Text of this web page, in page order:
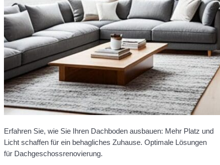
Erfahren Sie, wie Sie Ihren Dachboden ausbauen: Mehr Platz und
Licht schaffen für ein behagliches Zuhause. Optimale Lösungen
für Dachgeschossrenovierung.